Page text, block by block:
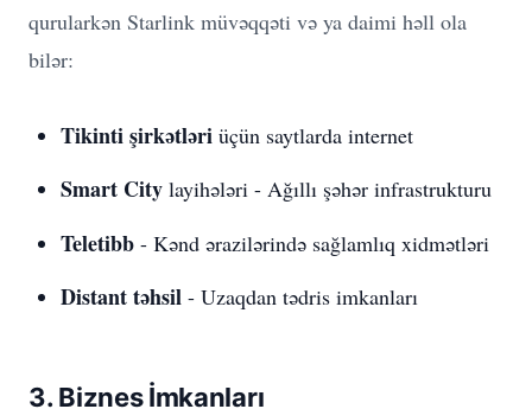
qurularkən Starlink müvəqqəti və ya daimi həll ola
bilər:
Tikinti şirkətləri üçün saytlarda internet
Smart City layihələri - Ağıllı şəhər infrastrukturu
Teletibb - Kənd ərazilərində sağlamlıq xidmətləri
Distant təhsil - Uzaqdan tədris imkanları
3. Biznes İmkanları